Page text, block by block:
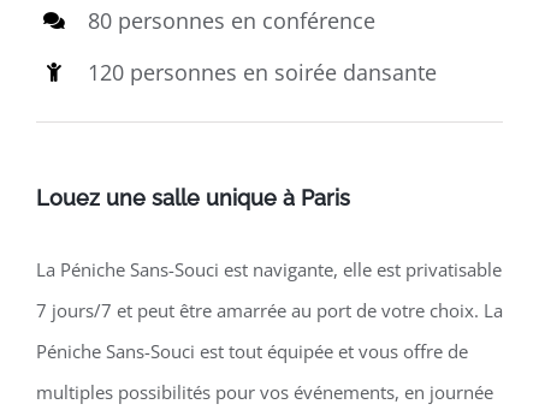
80 personnes en conférence
120 personnes en soirée dansante
Louez une salle unique à Paris
La Péniche Sans-Souci est navigante, elle est privatisable
7 jours/7 et peut être amarrée au port de votre choix. La
Péniche Sans-Souci est tout équipée et vous offre de
multiples possibilités pour vos événements, en journée